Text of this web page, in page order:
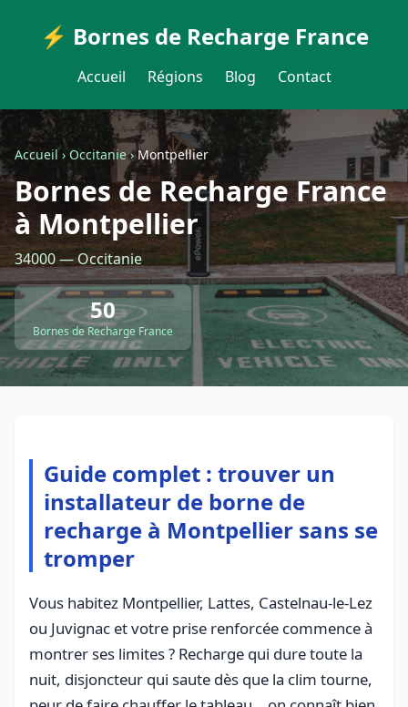
⚡ Bornes de Recharge France
Accueil Régions Blog Contact
Accueil›Occitanie›Montpellier
Bornes de Recharge France
à Montpellier
34000 — Occitanie
50
Bornes de Recharge France
Guide complet : trouver un
installateur de borne de
recharge à Montpellier sans se
tromper
Vous habitez Montpellier, Lattes, Castelnau-le-Lez
ou Juvignac et votre prise renforcée commence à
montrer ses limites ? Recharge qui dure toute la
nuit, disjoncteur qui saute dès que la clim tourne,